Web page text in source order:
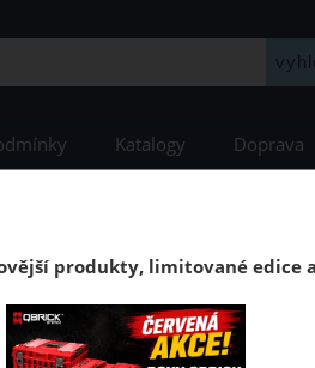
Katalogy Doprava
s kolečky dlouhý
Longer Technik o objemu 50
produkty, limitované edice